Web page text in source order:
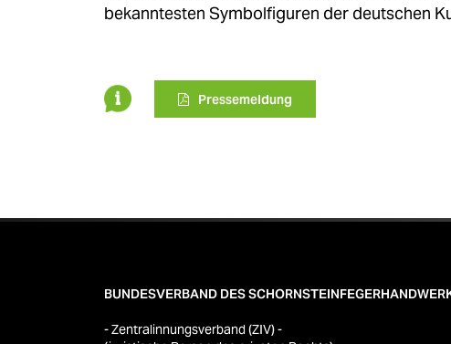
bekanntesten Symbolfiguren der deutschen
Pressemeldung
BUNDESVERBAND DES
- Zentralinnungsverband (ZIV) -